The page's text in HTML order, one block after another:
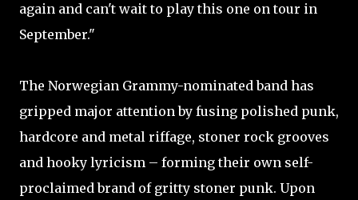
again and can't wait to play this one on tour in
September."
The Norwegian Grammy-nominated band has
gripped major attention by fusing polished punk,
hardcore and metal riffage, stoner rock grooves
and hooky lyricism – forming their own self-
proclaimed brand of gritty stoner punk. Upon